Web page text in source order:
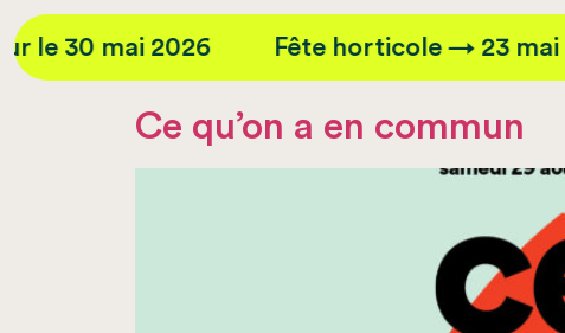
2026 Fête horticole → 23 mai 2026
Ce qu’on a en commun